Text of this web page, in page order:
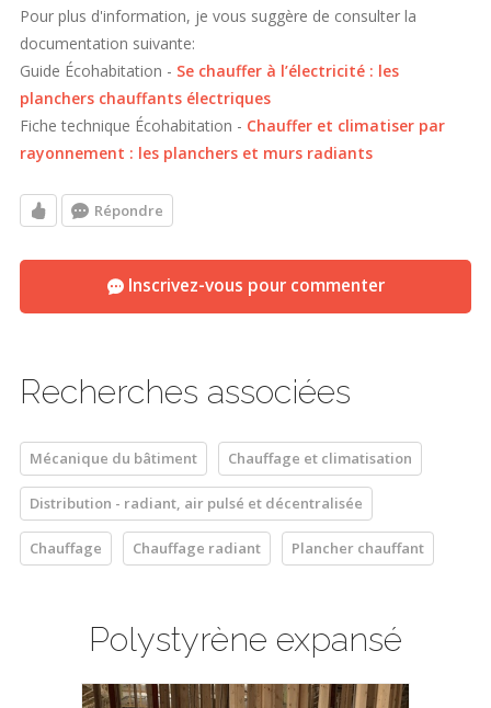
Pour plus d'information, je vous suggère de consulter la
documentation suivante:
Guide Écohabitation - Se chauffer à l’électricité : les
planchers chauffants électriques
Fiche technique Écohabitation - Chauffer et climatiser par
rayonnement : les planchers et murs radiants
Répondre
Inscrivez-vous pour commenter
Recherches associées
Mécanique du bâtiment Chauffage et climatisation
Distribution - radiant, air pulsé et décentralisée
Chauffage Chauffage radiant Plancher chauffant
Polystyrène expansé